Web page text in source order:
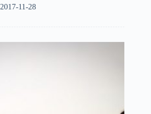
2017-11-28